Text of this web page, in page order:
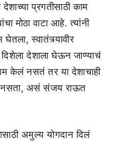
प्रगतीसाठी काम
मोठा वाटा आहे. त्यांनी
स्वातंत्र्यावीर
दिशेला देशाला घेऊन जाण्याचं
केलं नसतं तर या देशाचाही
नसता, असं संजय राऊत
अमुल्य योगदान दिलं